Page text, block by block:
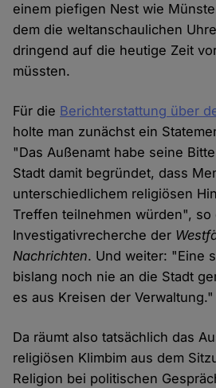
einem piefigen Nest wie
dem die weltanschaulichen
dringend auf die heutige Zeit
müssten.
Für die Berichterstattung über
holte man zunächst ein
"Das Außenamt habe seine
Stadt damit begründet, dass
unterschiedlichem religiösen
Treffen teilnehmen würden", so
Investigativrecherche der
Nachrichten. Und weiter: "Eine
bislang noch nie an die Stadt
es aus Kreisen der Verwaltung."
Da räumt also tatsächlich das
religiösen Klimbim aus dem
Religion bei politischen